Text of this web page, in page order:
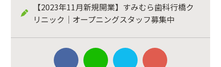
【2023年11月新規開業】すみむら歯科行橋ク
リニック｜オープニングスタッフ募集中